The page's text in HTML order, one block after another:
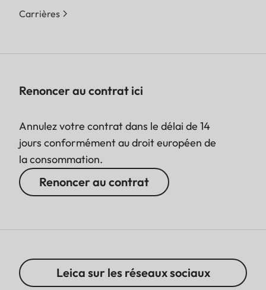
Carrières
Renoncer au contrat ici
Annulez votre contrat dans le délai de 14
jours conformément au droit européen de
la consommation.
Renoncer au contrat
Leica sur les réseaux sociaux